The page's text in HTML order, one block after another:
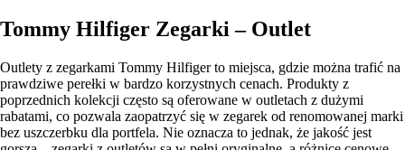
Tommy Hilfiger Zegarki – Outlet
Outlety z zegarkami Tommy Hilfiger to miejsca, gdzie można trafić na
prawdziwe perełki w bardzo korzystnych cenach. Produkty z
poprzednich kolekcji często są oferowane w outletach z dużymi
rabatami, co pozwala zaopatrzyć się w zegarek od renomowanej marki
bez uszczerbku dla portfela. Nie oznacza to jednak, że jakość jest